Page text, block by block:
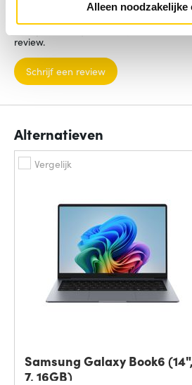
Alleen noodzakelijke
Deel je ervaring met het product door
review.
Schrijf een review
Alternatieven
Vergelijk
Samsung Galaxy Book6
7, 16GB)